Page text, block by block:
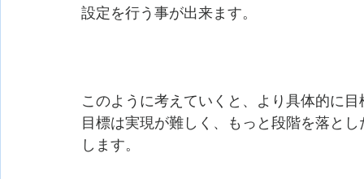
設定を行う事が出来ます。
このように考えていくと、より具体的に
目標は実現が難しく、もっと段階を落と
します。